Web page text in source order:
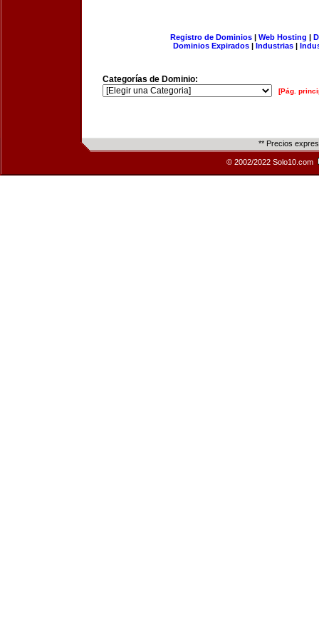
Registro de Dominios| Web Hosting |
Dominios Expirados | Industrias |
Categorías de Dominio:
[Pág.
** Precios
© 2002/2022 Solo10.com